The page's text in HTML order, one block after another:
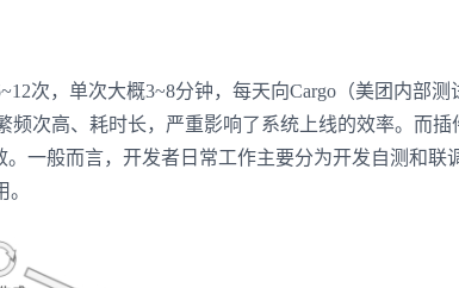
次，单次大概3~8分钟，每天向Cargo（美团内部测
频次高、耗时长，严重影响了系统上线的效率。而插
一般而言，开发者日常工作主要分为开发自测和联